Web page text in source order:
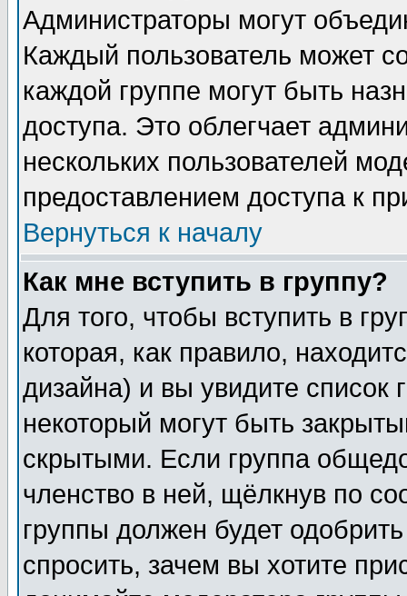
Администраторы могут
Каждый пользователь может
каждой группе могут быть
доступа. Это облегчает
нескольких пользователей
предоставлением доступа к
Вернуться к началу
Как мне вступить в группу?
Для того, чтобы вступить в
которая, как правило,
дизайна) и вы увидите список
некоторый могут быть
скрытыми. Если группа
членство в ней, щёлкнув по
группы должен будет
спросить, зачем вы хотите